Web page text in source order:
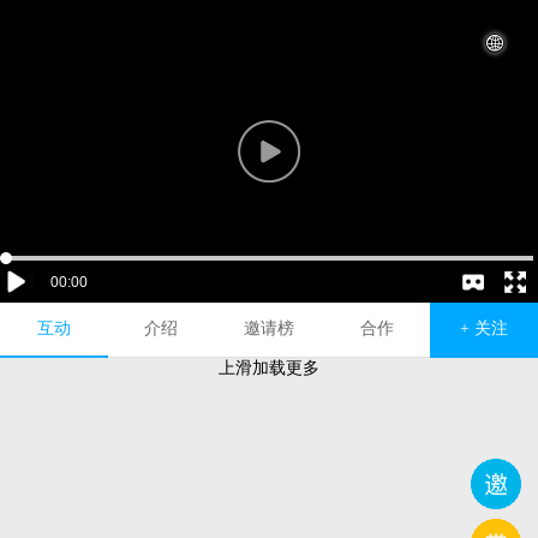
互动 介绍 邀请榜 合作 + 关注
上滑加载更多